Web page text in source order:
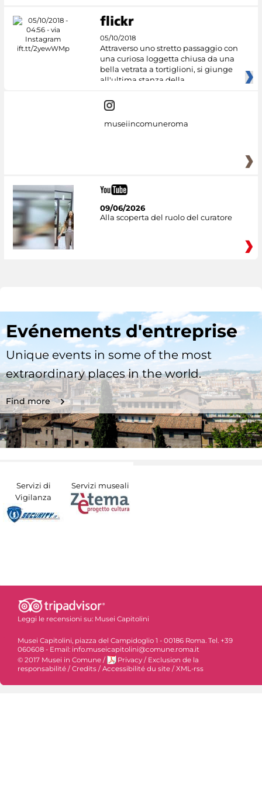
05/10/2018
Attraverso uno stretto passaggio con
una curiosa loggetta chiusa da una
bella vetrata a tortiglioni, si giunge
all'ultima stanza della
museiincomuneroma
09/06/2026
Alla scoperta del ruolo del curatore
Evénements d'entreprise
Unique events in some of the most
extraordinary places in the world.
Find more
Servizi di
Vigilanza
Servizi museali
Leggi le recensioni su: Musei Capitolini
Musei Capitolini, piazza del Campidoglio 1 - 00186 Roma. Tel. +39
060608 - Email: info.museicapitolini@comune.roma.it
© 2017 Musei in Comune / Privacy / Exclusion de la
responsabilité / Credits / Accessibilité du site / XML-rss